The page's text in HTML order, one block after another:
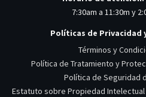
7:30am a 11:30m y
Políticas de Privacidad
Términos y
Política de Tratamiento y
Política de Seguridad
Estatuto sobre Propiedad